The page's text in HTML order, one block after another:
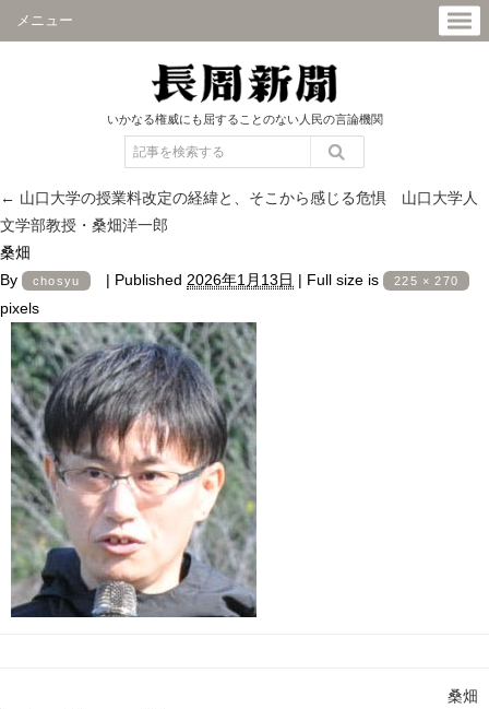
メニュー
いかなる権威にも屈することのない人民の言論機関
← 山口大学の授業料改定の経緯と、そこから感じる危惧 山口大学人
文学部教授・桑畑洋一郎
桑畑
By
chosyu | Published 2026年1月13日 | Full size is 225 × 270
pixels
桑畑